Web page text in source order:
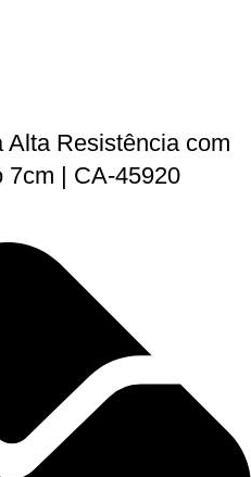
Alta Resistência com
7cm | CA-45920